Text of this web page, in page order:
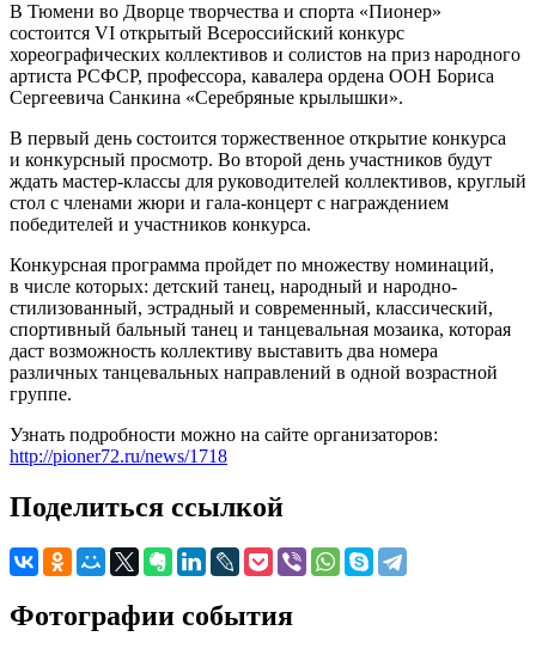
В Тюмени во Дворце творчества и спорта «Пионер»
состоится VI открытый Всероссийский конкурс
хореографических коллективов и солистов на приз народного
артиста РСФСР, профессора, кавалера ордена ООН Бориса
Сергеевича Санкина «Серебряные крылышки».
В первый день состоится торжественное открытие конкурса
и конкурсный просмотр. Во второй день участников будут
ждать мастер-классы для руководителей коллективов, круглый
стол с членами жюри и гала-концерт с награждением
победителей и участников конкурса.
Конкурсная программа пройдет по множеству номинаций,
в числе которых: детский танец, народный и народно-
стилизованный, эстрадный и современный, классический,
спортивный бальный танец и танцевальная мозаика, которая
даст возможность коллективу выставить два номера
различных танцевальных направлений в одной возрастной
группе.
Узнать подробности можно на сайте организаторов:
http://pioner72.ru/news/1718
Поделиться ссылкой
Фотографии события